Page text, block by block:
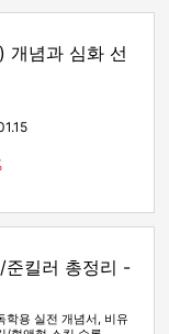
개념과 심화 선
준킬러 총정리 -
학용 실전 개념서, 비유